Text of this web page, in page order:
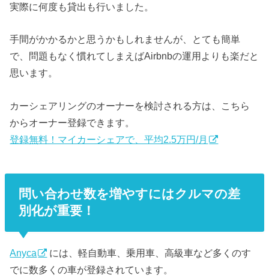
実際に何度も貸出も行いました。
手間がかかるかと思うかもしれませんが、とても簡単
で、問題もなく慣れてしまえばAirbnbの運用よりも楽だと
思います。
カーシェアリングのオーナーを検討される方は、こちら
からオーナー登録できます。
登録無料！マイカーシェアで、平均2.5万円/月
問い合わせ数を増やすにはクルマの差
別化が重要！
Anyca
には、軽自動車、乗用車、高級車など多くのす
でに数多くの車が登録されています。